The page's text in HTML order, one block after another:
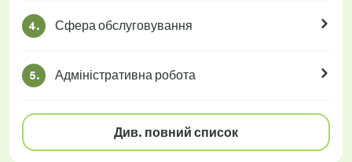
4. Сфера обслуговування
5. Адміністративна робота
Див. повний список